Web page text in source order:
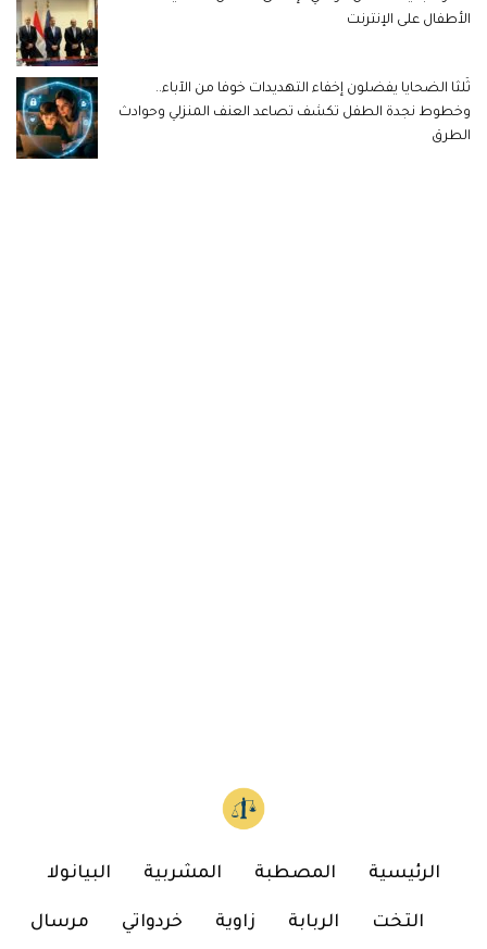
الأطفال على الإنترنت
ثُلثا الضحايا يفضلون إخفاء التهديدات خوفا من الآباء..
وخطوط نجدة الطفل تكشف تصاعد العنف المنزلي وحوادث
الطرق
الرئيسية المصطبة المشربية البيانولا
التخت الربابة زاوية خردواتي مرسال